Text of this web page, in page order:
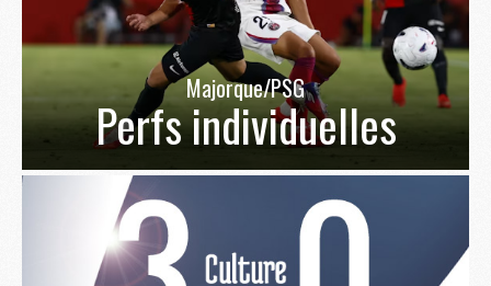
Majorque/PSG
Perfs individuelles